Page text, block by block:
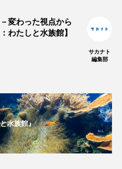
遊館あきついお
外来種 外来魚
奈良県
宮古島 寄生
変わった視点から
わたしと水族館】
サカナト
編集部
水族館』